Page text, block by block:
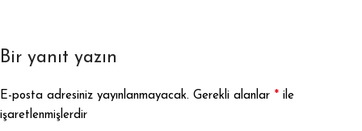
Bir yanıt yazın
E-posta adresiniz yayınlanmayacak. Gerekli alanlar * ile
işaretlenmişlerdir